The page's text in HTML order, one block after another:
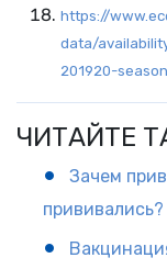
https://
data/
201920-season
ЧИТАЙТЕ
Зачем
прививались?